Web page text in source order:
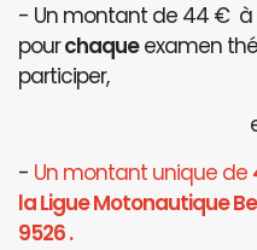
- Un montant de 44 € à
pourchaqueexamen
participer,
- Un montant unique de
la Ligue Motonautique
9526 .